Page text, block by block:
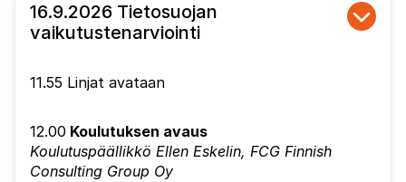
16.9.2026 Tietosuojan
vaikutustenarviointi
11.55 Linjat avataan
12.00 Koulutuksen avaus
Koulutuspäällikkö Ellen Eskelin, FCG Finnish
Consulting Group Oy